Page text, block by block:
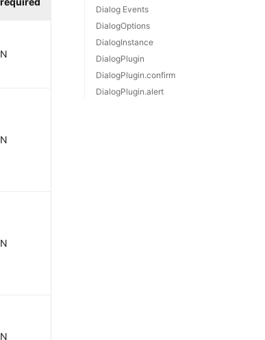
Dialog Events
DialogOptions
DialogInstance
DialogPlugin
DialogPlugin.confirm
DialogPlugin.alert
N
N
N
N